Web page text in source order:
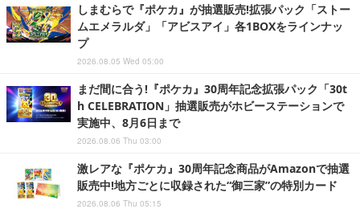
しまむらで『ポケカ』が抽選販売!拡張パック「ストー
ムエメラルダ」「アビスアイ」各1BOXをラインナッ
プ
2026.08.05 Wed 05:00
まだ間に合う!『ポケカ』30周年記念拡張パック「30t
h CELEBRATION」抽選販売がホビーステーションで
実施中、8月6日まで
2026.08.06 Thu 03:00
激レアな『ポケカ』30周年記念商品がAmazonで抽選
販売中!地方ごとに収録された“御三家”の特別カード
2026.08.06 Thu 05:15